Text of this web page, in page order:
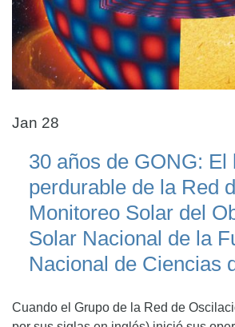
Jan 28
30 años de GONG: El
perdurable de la Red
Monitoreo Solar del
Solar Nacional de la
Nacional de Ciencias
Cuando el Grupo de la Red de